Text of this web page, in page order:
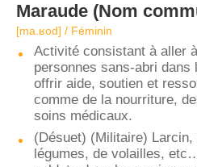
Maraude (Nom
[ma.ʁod] / Féminin
Activité consistant à aller
personnes sans-abri dans
offrir aide, soutien et
comme de la nourriture,
soins médicaux.
(Désuet) (Militaire)
légumes, de volailles,